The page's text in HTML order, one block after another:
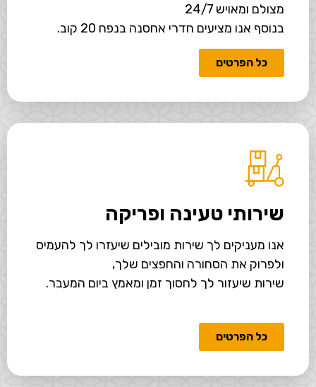
מצולם ומאויש 24/7
בנוסף אנו מציעים חדרי אחסנה בנפח 20 קוב.
כל הפרטים
שירותי טעינה ופריקה
אנו מעניקים לך שירות מובילים שיעזרו לך להעמיס
ולפרוק את הסחורה והחפצים שלך,
שירות שיעזור לך לחסוך זמן ומאמץ ביום המעבר.
כל הפרטים